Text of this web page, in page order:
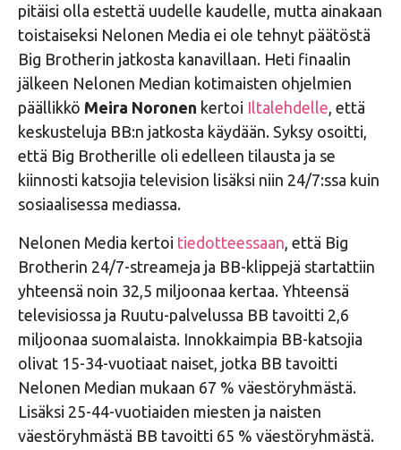
pitäisi olla estettä uudelle kaudelle, mutta ainakaan
toistaiseksi Nelonen Media ei ole tehnyt päätöstä
Big Brotherin jatkosta kanavillaan. Heti finaalin
jälkeen Nelonen Median kotimaisten ohjelmien
päällikkö Meira Noronen kertoi Iltalehdelle , että
keskusteluja BB:n jatkosta käydään. Syksy osoitti,
että Big Brotherille oli edelleen tilausta ja se
kiinnosti katsojia television lisäksi niin 24/7:ssa kuin
sosiaalisessa mediassa.
Nelonen Media kertoi tiedotteessaan , että Big
Brotherin 24/7-streameja ja BB-klippejä startattiin
yhteensä noin 32,5 miljoonaa kertaa. Yhteensä
televisiossa ja Ruutu-palvelussa BB tavoitti 2,6
miljoonaa suomalaista. Innokkaimpia BB-katsojia
olivat 15-34-vuotiaat naiset, jotka BB tavoitti
Nelonen Median mukaan 67 % väestöryhmästä.
Lisäksi 25-44-vuotiaiden miesten ja naisten
väestöryhmästä BB tavoitti 65 % väestöryhmästä.